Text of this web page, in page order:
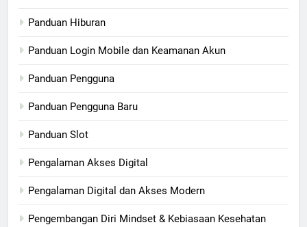
Panduan Hiburan
Panduan Login Mobile dan Keamanan Akun
Panduan Pengguna
Panduan Pengguna Baru
Panduan Slot
Pengalaman Akses Digital
Pengalaman Digital dan Akses Modern
Pengembangan Diri Mindset & Kebiasaan Kesehatan